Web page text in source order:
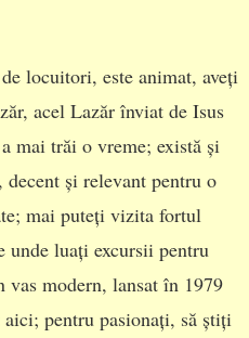
locuitori, este animat, aveți
acel Lazăr înviat de Isus
mai trăi o vreme; există și
și relevant pentru o
mai puteți vizita fortul
luați excursii pentru
modern, lansat în 1979
pentru pasionați, să știți